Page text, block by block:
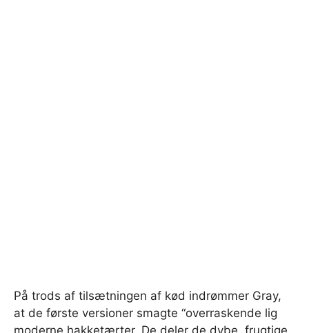
På trods af tilsætningen af ​​kød indrømmer Gray,
at de første versioner smagte “overraskende lig